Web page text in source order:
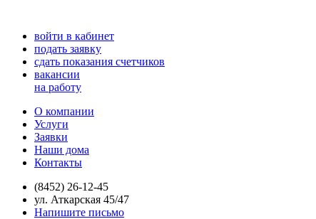
войти в кабинет
подать заявку
сдать показания счетчиков
вакансии
на работу
О компании
Услуги
Заявки
Наши дома
Контакты
(8452) 26-12-45
ул. Аткарская 45/47
Напишите письмо